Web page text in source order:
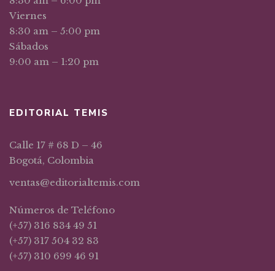
Viernes
8:30 am – 5:00 pm
Sábados
9:00 am – 1:20 pm
EDITORIAL TEMIS
Calle 17 # 68 D – 46
Bogotá, Colombia
ventas@editorialtemis.com
Números de Teléfono
(+57) 316 834 49 51
(+57) 317 504 32 83
(+57) 310 699 46 91